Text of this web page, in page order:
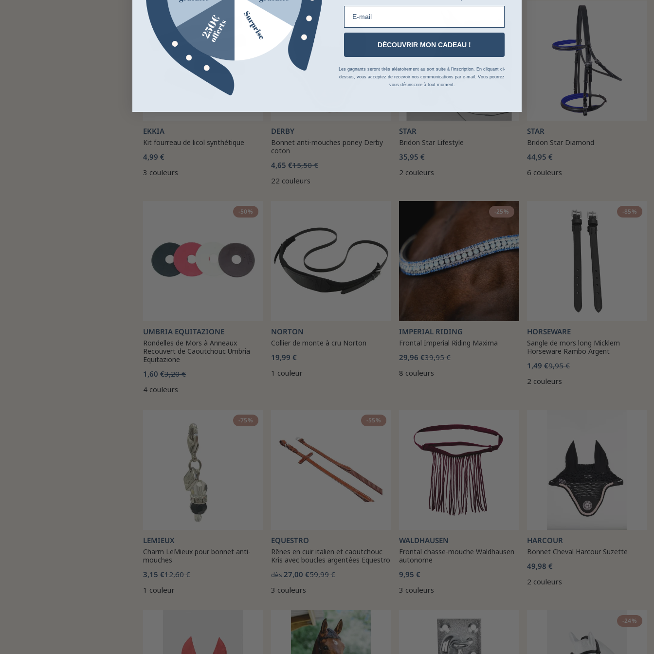
EKKIA
Kit fourreau de licol synthétique
4,99 €
3 couleurs
DERBY
Bonnet anti-mouches poney Derby
coton
4,65 €15,50 €
22 couleurs
STAR
Bridon Star Lifestyle
35,95 €
2 couleurs
STAR
Bridon Star Diamond
44,95 €
6 couleurs
-50%
UMBRIA EQUITAZIONE
Rondelles de Mors à Anneaux
Recouvert de Caoutchouc Umbria
Equitazione
1,60 €3,20 €
4 couleurs
NORTON
Collier de monte à cru Norton
19,99 €
1 couleur
-25%
IMPERIAL RIDING
Frontal Imperial Riding Maxima
29,96 €39,95 €
8 couleurs
-85%
HORSEWARE
Sangle de mors long Micklem
Horseware Rambo Argent
1,49 €9,95 €
2 couleurs
-75%
LEMIEUX
Charm LeMieux pour bonnet anti-
mouches
3,15 €12,60 €
1 couleur
-55%
EQUESTRO
Rênes en cuir italien et caoutchouc
Kris avec boucles argentées Equestro
dès 27,00 €59,99 €
3 couleurs
WALDHAUSEN
Frontal chasse-mouche Waldhausen
autonome
9,95 €
3 couleurs
HARCOUR
Bonnet Cheval Harcour Suzette
49,98 €
2 couleurs
-24%
DÉCOUVRIR MON CADEAU !
Les gagnants seront tirés aléatoirement au sort suite à l’inscription. En cliquant ci-
dessus, vous acceptez de recevoir nos communications par e-mail. Vous pourrez
vous désinscrire à tout moment.